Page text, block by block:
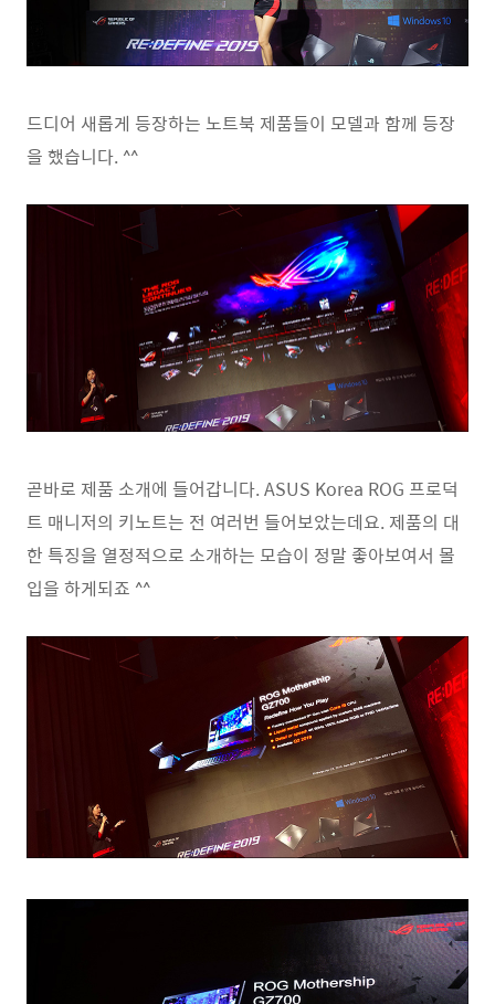
드디어 새롭게 등장하는 노트북 제품들이 모델과 함께 등장
을 했습니다. ^^
곧바로 제품 소개에 들어갑니다. ASUS Korea ROG 프로덕
트 매니저의 키노트는 전 여러번 들어보았는데요. 제품의 대
한 특징을 열정적으로 소개하는 모습이 정말 좋아보여서 몰
입을 하게되죠 ^^